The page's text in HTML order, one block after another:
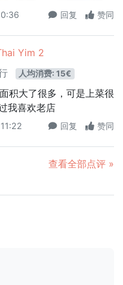
回复 赞同
Yim 2
人均消费: 15€
积大了很多，可是上菜很
我喜欢老店
回复 赞同
查看全部点评 »